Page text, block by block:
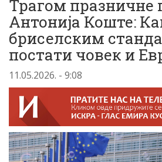
Трагом празничне
Антониjа Коште:
бриселским
постати човек и
11.05.2026. - 9:08